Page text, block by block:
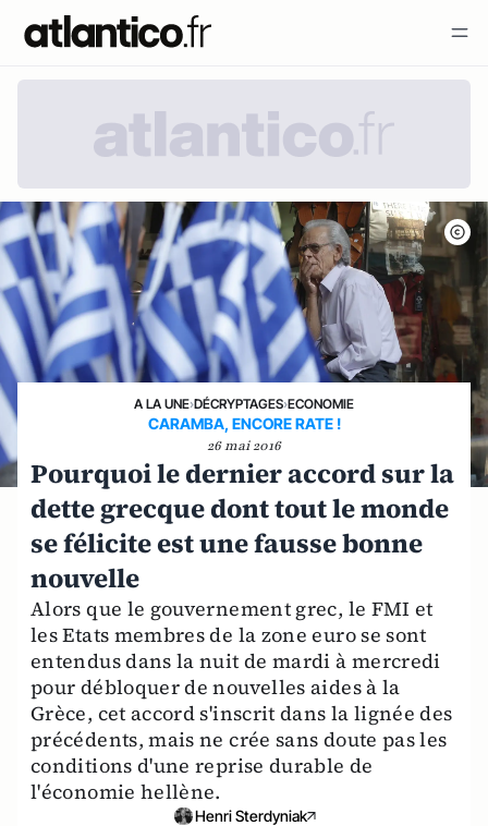
A LA UNE›DÉCRYPTAGES›ECONOMIE
CARAMBA, ENCORE RATE !
26 mai 2016
Pourquoi le dernier accord sur la
dette grecque dont tout le monde
se félicite est une fausse bonne
nouvelle
Alors que le gouvernement grec, le FMI et
les Etats membres de la zone euro se sont
entendus dans la nuit de mardi à mercredi
pour débloquer de nouvelles aides à la
Grèce, cet accord s'inscrit dans la lignée des
précédents, mais ne crée sans doute pas les
conditions d'une reprise durable de
l'économie hellène.
Henri Sterdyniak